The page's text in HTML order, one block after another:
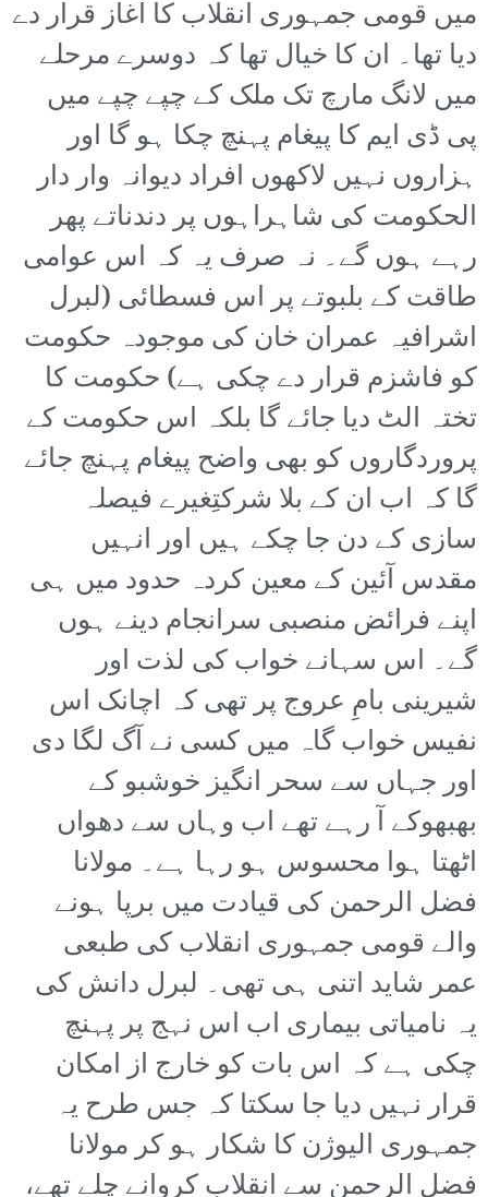
میں قومی جمہوری انقلاب کا آغاز قرار دے
دیا تھا۔ ان کا خیال تھا کہ دوسرے مرحلے
میں لانگ مارچ تک ملک کے چپے چپے میں
پی ڈی ایم کا پیغام پہنچ چکا ہو گا اور
ہزاروں نہیں لاکھوں افراد دیوانہ وار دار
الحکومت کی شاہراہوں پر دندناتے پھر
رہے ہوں گے۔ نہ صرف یہ کہ اس عوامی
طاقت کے بلبوتے پر اس فسطائی (لبرل
اشرافیہ عمران خان کی موجودہ حکومت
کو فاشزم قرار دے چکی ہے) حکومت کا
تختہ الٹ دیا جائے گا بلکہ اس حکومت کے
پروردگاروں کو بھی واضح پیغام پہنچ جائے
گا کہ اب ان کے بلا شرکتِغیرے فیصلہ
سازی کے دن جا چکے ہیں اور انہیں
مقدس آئین کے معین کردہ حدود میں ہی
اپنے فرائض منصبی سرانجام دینے ہوں
گے۔ اس سہانے خواب کی لذت اور
شیرینی بامِ عروج پر تھی کہ اچانک اس
نفیس خواب گاہ میں کسی نے آگ لگا دی
اور جہاں سے سحر انگیز خوشبو کے
بھبھوکے آ رہے تھے اب وہاں سے دھواں
اٹھتا ہوا محسوس ہو رہا ہے۔ مولانا
فضل الرحمن کی قیادت میں برپا ہونے
والے قومی جمہوری انقلاب کی طبعی
عمر شاید اتنی ہی تھی۔ لبرل دانش کی
یہ نامیاتی بیماری اب اس نہج پر پہنچ
چکی ہے کہ اس بات کو خارج از امکان
قرار نہیں دیا جا سکتا کہ جس طرح یہ
جمہوری الیوژن کا شکار ہو کر مولانا
فضل الرحمن سے انقلاب کروانے چلے تھے،